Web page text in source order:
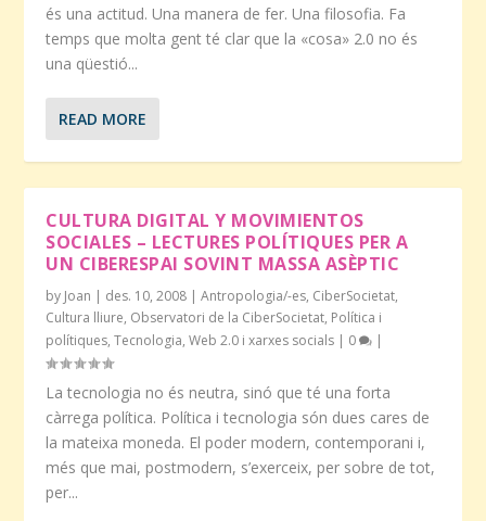
és una actitud. Una manera de fer. Una filosofia. Fa
temps que molta gent té clar que la «cosa» 2.0 no és
una qüestió...
READ MORE
CULTURA DIGITAL Y MOVIMIENTOS
SOCIALES – LECTURES POLÍTIQUES PER A
UN CIBERESPAI SOVINT MASSA ASÈPTIC
by Joan | des. 10, 2008 |Antropologia/-es, CiberSocietat,
Cultura lliure, Observatori de la CiberSocietat, Política i
polítiques,Tecnologia,Web 2.0 i xarxes socials | 0 |
La tecnologia no és neutra, sinó que té una forta
càrrega política. Política i tecnologia són dues cares de
la mateixa moneda. El poder modern, contemporani i,
més que mai, postmodern, s’exerceix, per sobre de tot,
per...